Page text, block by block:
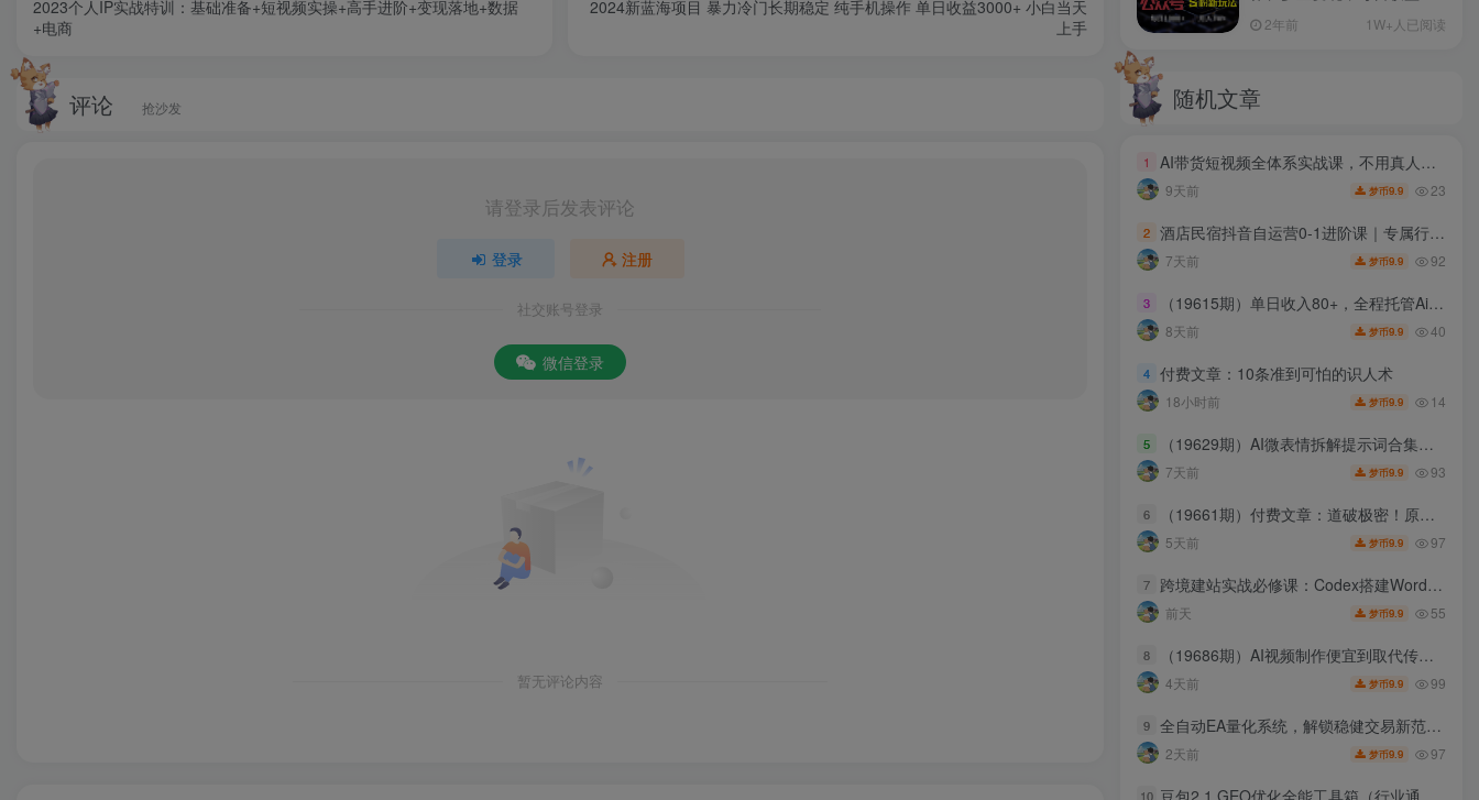
2023个人IP实战特训：基础准备+短视频实操+高手进阶+变现落地+数据
+电商
2024新蓝海项目 暴力冷门长期稳定 纯手机操作 单日收益3000+ 小白当天
上手
评论 抢沙发
请登录后发表评论
登录 注册
社交账号登录
微信登录
暂无评论内容
2年前 1W+人已阅读
随机文章
1 AI带货短视频全体系实战课，不用真人出镜，复刻全网爆款、全品类通用，国内抖音+海外TK双赛道变现
9天前 梦币9.9 23
2 酒店民宿抖音自运营0-1进阶课｜专属行业打法、免费流量+直播成交+榜单SEO全链路落地
7天前 梦币9.9 92
3 （19615期）单日收入80+，全程托管Ai操作，时间自由，当天见收益，新人2天全部学会！
8天前 梦币9.9 40
4 付费文章：10条准到可怕的识人术
18小时前 梦币9.9 14
5 （19629期）AI微表情拆解提示词合集，精准调控AI角色表情，告别塑料感、AI面瘫脸。
7天前 梦币9.9 93
6 （19661期）付费文章：道破极密！原来这个时代，打开你自己的财富和前途，有如此清晰简单的思路？
5天前 梦币9.9 97
7 跨境建站实战必修课：Codex搭建WordPress站点，关键词外链打造谷歌流量阵地
前天 梦币9.9 55
8 （19686期）AI视频制作便宜到取代传统！教你做真人感内容，还能靠它赚外快（避开7个AI假脸坑）【原创双语字幕】
4天前 梦币9.9 99
9 全自动EA量化系统，解锁稳健交易新范式，24小时不断交易，日入500+，当天收益当天到账，无需熬夜盯盘，解放双手，时间自由【揭秘】
2天前 梦币9.9 97
10